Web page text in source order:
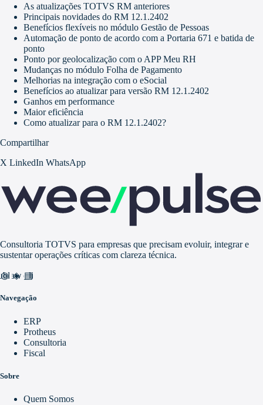
As atualizações TOTVS RM anteriores
Principais novidades do RM 12.1.2402
Benefícios flexíveis no módulo Gestão de Pessoas
Automação de ponto de acordo com a Portaria 671 e batida de
ponto
Ponto por geolocalização com o APP Meu RH
Mudanças no módulo Folha de Pagamento
Melhorias na integração com o eSocial
Benefícios ao atualizar para versão RM 12.1.2402
Ganhos em performance
Maior eficiência
Como atualizar para o RM 12.1.2402?
Compartilhar
X LinkedIn WhatsApp
Consultoria TOTVS para empresas que precisam evoluir, integrar e
sustentar operações críticas com clareza técnica.
video_library
Navegação
ERP
Protheus
Consultoria
Fiscal
Sobre
Quem Somos